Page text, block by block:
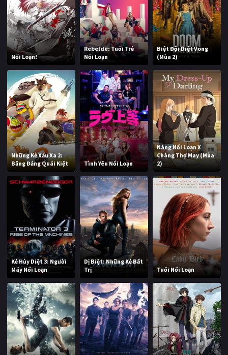
Nổi Loạn!
Rebelde: Tuổi Trẻ
Nổi Loạn
Biệt Đội Diệt Vong
(Mùa 2)
Những Kẻ Xấu Xa 2:
Băng Đảng Quái Kiệt
Tình Yêu Nổi Loạn
Nàng Nổi Loạn X
Chàng Thợ May (Mùa
2)
Kẻ Hủy Diệt 3: Người
Máy Nổi Loạn
Dị Biệt: Những Kẻ Bất
Trị
Tuổi Nổi Loạn